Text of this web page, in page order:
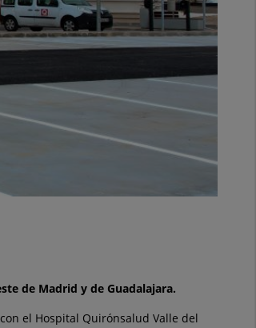
de Madrid y de Guadalajara.
el Hospital Quirónsalud Valle del